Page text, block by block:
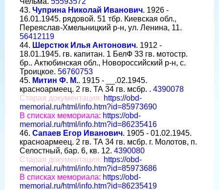
43. Чуприна Николай Иванович. 1926 -
16.01.1945. рядовой. 51 тбр. Киевская обл.,
Переяслав-Хмельницкий р-н, ул. Ленина, 11.
56412119
44. Шерстюк Илья Антонович. 1912 -
18.01.1945. гв. капитан. 1 БелФ 33 гв. мотостр.
бр.. Актюбинская обл., Новороссийский р-н, с.
Троицкое. 56760753
45. Митин Ф. М.. 1915 - __.02.1945.
красноармеец. 2 гв. ТА 34 гв. мсбр. . 4390078
Старая документация: https://obd-
memorial.ru/html/info.htm?id=85973690
В списках мемориала: https://obd-
memorial.ru/html/info.htm?id=86235416
46. Сапаев Егор Иванович. 1905 - 01.02.1945.
красноармеец. 2 гв. ТА 34 гв. мсбр. г. Молотов, п.
Селостный, бар. 6, кв. 12. 4390080
Старая документация: https://obd-
memorial.ru/html/info.htm?id=85973686
В списках мемориала: https://obd-
memorial.ru/html/info.htm?id=86235419